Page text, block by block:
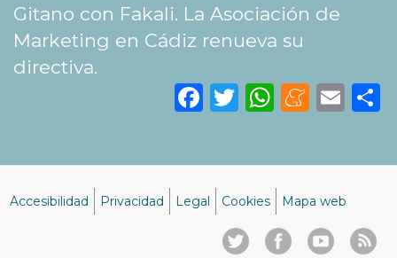
Gitano con Fakali. La Asociación de
Marketing en Cádiz renueva su
directiva.
Facebook
Twitter
Accesibilidad Privacidad Legal Cookies Mapa web